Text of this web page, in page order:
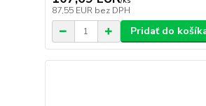
87,55 EUR bez DPH
Pridať do